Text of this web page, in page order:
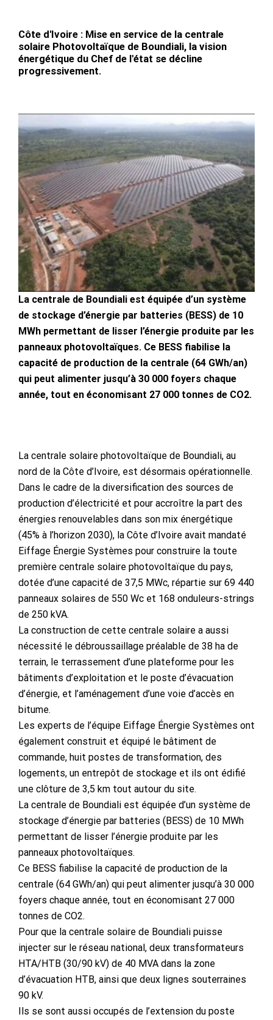
Côte d'Ivoire : Mise en service de la centrale
solaire Photovoltaïque de Boundiali, la vision
énergétique du Chef de l'état se décline
progressivement.
La centrale de Boundiali est équipée d’un système
de stockage d’énergie par batteries (BESS) de 10
MWh permettant de lisser l’énergie produite par les
panneaux photovoltaïques. Ce BESS fiabilise la
capacité de production de la centrale (64 GWh/an)
qui peut alimenter jusqu’à 30 000 foyers chaque
année, tout en économisant 27 000 tonnes de CO2.
La centrale solaire photovoltaïque de Boundiali, au
nord de la Côte d’Ivoire, est désormais opérationnelle.
Dans le cadre de la diversification des sources de
production d’électricité et pour accroître la part des
énergies renouvelables dans son mix énergétique
(45% à l’horizon 2030), la Côte d’Ivoire avait mandaté
Eiffage Énergie Systèmes pour construire la toute
première centrale solaire photovoltaïque du pays,
dotée d’une capacité de 37,5 MWc, répartie sur 69 440
panneaux solaires de 550 Wc et 168 onduleurs-strings
de 250 kVA.
La construction de cette centrale solaire a aussi
nécessité le débroussaillage préalable de 38 ha de
terrain, le terrassement d’une plateforme pour les
bâtiments d’exploitation et le poste d’évacuation
d’énergie, et l’aménagement d’une voie d’accès en
bitume.
Les experts de l’équipe Eiffage Énergie Systèmes ont
également construit et équipé le bâtiment de
commande, huit postes de transformation, des
logements, un entrepôt de stockage et ils ont édifié
une clôture de 3,5 km tout autour du site.
La centrale de Boundiali est équipée d’un système de
stockage d’énergie par batteries (BESS) de 10 MWh
permettant de lisser l’énergie produite par les
panneaux photovoltaïques.
Ce BESS fiabilise la capacité de production de la
centrale (64 GWh/an) qui peut alimenter jusqu’à 30 000
foyers chaque année, tout en économisant 27 000
tonnes de CO2.
Pour que la centrale solaire de Boundiali puisse
injecter sur le réseau national, deux transformateurs
HTA/HTB (30/90 kV) de 40 MVA dans la zone
d’évacuation HTB, ainsi que deux lignes souterraines
90 kV.
Ils se sont aussi occupés de l’extension du poste